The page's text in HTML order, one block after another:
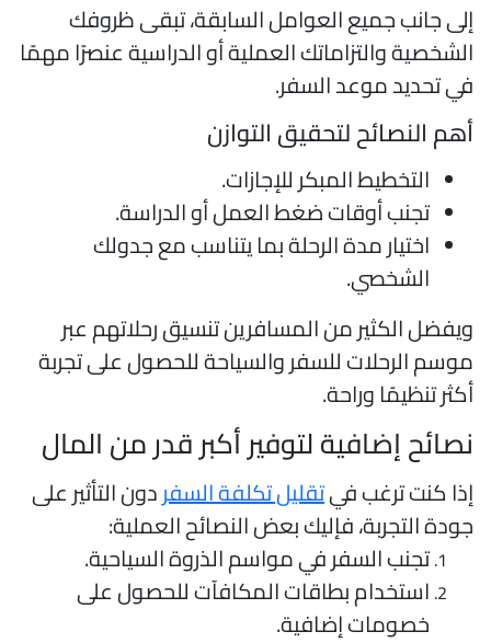
جانب جميع العوامل السابقة، تبقى ظروفك
والتزاماتك العملية أو الدراسية عنصرًا مهمًا
تحديد موعد السفر.
النصائح لتحقيق التوازن
التخطيط المبكر للإجازات.
تجنب أوقات ضغط العمل أو الدراسة.
اختيار مدة الرحلة بما يتناسب مع جدولك
الشخصي.
الكثير من المسافرين تنسيق رحلاتهم عبر
الرحلات للسفر والسياحة للحصول على تجربة
تنظيمًا وراحة.
إضافية لتوفير أكبر قدر من المال
كنت ترغب فيتقليل تكلفة السفردون التأثير على
التجربة، فإليك بعض النصائح العملية:
تجنب السفر في مواسم الذروة السياحية.
استخدام بطاقات المكافآت للحصول على
خصومات إضافية.